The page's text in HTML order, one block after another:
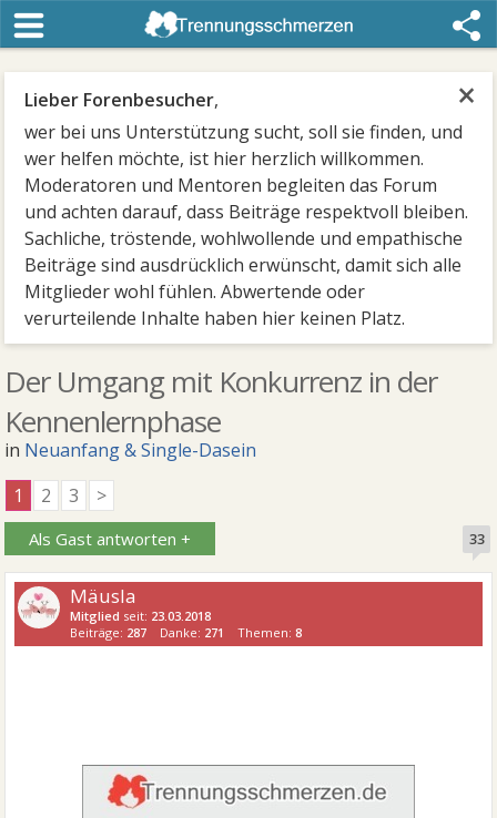
×
Lieber Forenbesucher,
wer bei uns Unterstützung sucht, soll sie finden, und
wer helfen möchte, ist hier herzlich willkommen.
Moderatoren und Mentoren begleiten das Forum
und achten darauf, dass Beiträge respektvoll bleiben.
Sachliche, tröstende, wohlwollende und empathische
Beiträge sind ausdrücklich erwünscht, damit sich alle
Mitglieder wohl fühlen. Abwertende oder
verurteilende Inhalte haben hier keinen Platz.
Der Umgang mit Konkurrenz in der
Kennenlernphase
in Neuanfang & Single-Dasein
1
2 3 >
Als Gast antworten + 33
Mäusla
Mitglied seit: 23.03.2018
Beiträge: 287 Danke: 271 Themen:8